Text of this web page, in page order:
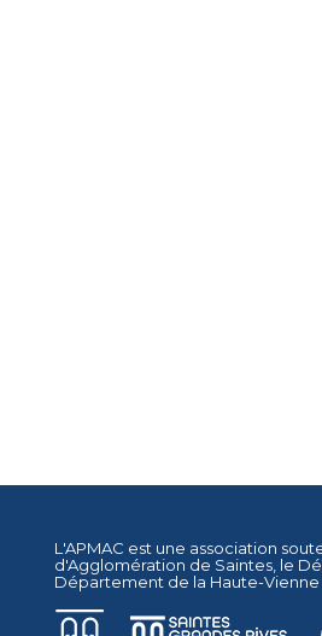
L'APMAC est une association
d'Agglomération de Saintes , le
Département de la Haute-Vienne